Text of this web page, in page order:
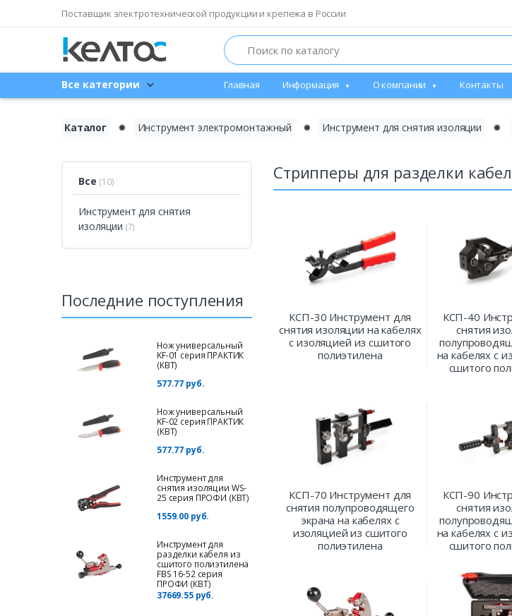
Поставщик электротехнической продукции и крепежа в России
Search
Все категории Главная Информация О компании Контакты
Каталог ✹ Инструмент электромонтажный ✹ Инструмент для снятия изоляции ✹
Все (10)
Инструмент для снятия
изоляции (7)
Последние поступления
Нож универсальный
KF-01 серия ПРАКТИК
(КВТ)
577.77 руб.
Нож универсальный
KF-02 серия ПРАКТИК
(КВТ)
577.77 руб.
Инструмент для
снятия изоляции WS-
25 серия ПРОФИ (КВТ)
1559.00 руб.
Инструмент для
разделки кабеля из
сшитого полиэтилена
FBS 16-52 серия
ПРОФИ (КВТ)
37669.55 руб.
Стрипперы для разделки
КСП-30 Инструмент для
снятия изоляции на кабелях
с изоляцией из сшитого
полиэтилена
КСП-40
снятия
на кабелях с
сшитого
КСП-70 Инструмент для
снятия полупроводящего
экрана на кабелях с
изоляцией из сшитого
полиэтилена
КСП-90
снятия
на кабелях с
сшитого